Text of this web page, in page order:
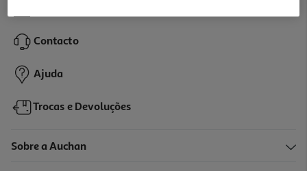
Contacto
Ajuda
Trocas e Devoluções
Sobre a Auchan